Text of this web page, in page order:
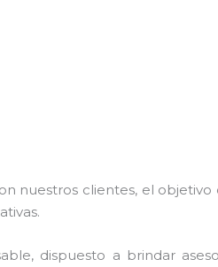
nuestros clientes, el
dispuesto a brindar